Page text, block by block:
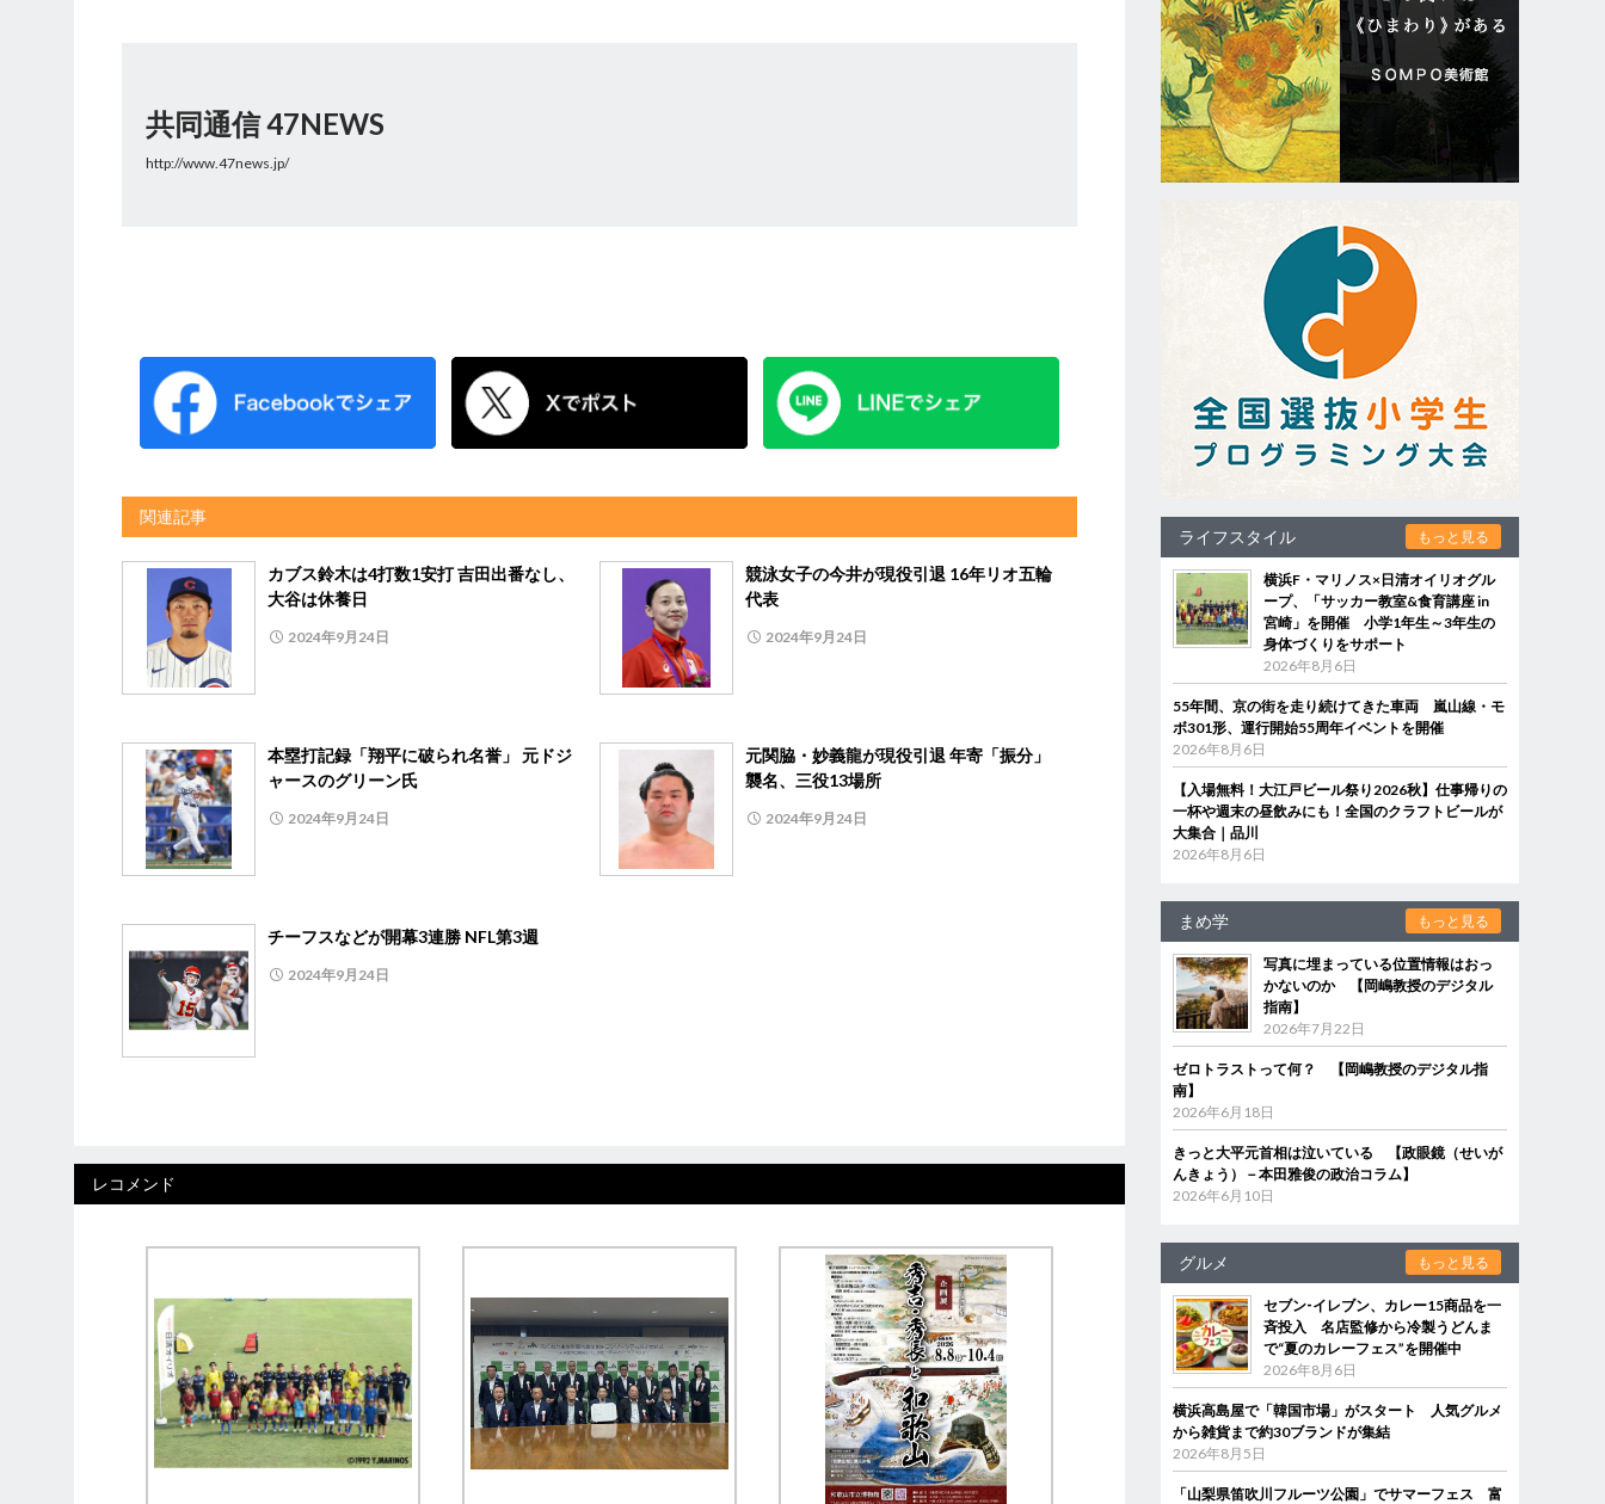
共同通信 47NEWS
http://www.47news.jp/
関連記事
カブス鈴木は4打数1安打 吉田出番なし、
大谷は休養日
2024年9月24日
競泳女子の今井が現役引退 16年リオ五輪
代表
2024年9月24日
本塁打記録「翔平に破られ名誉」 元ドジ
ャースのグリーン氏
2024年9月24日
元関脇・妙義龍が現役引退 年寄「振分」
襲名、三役13場所
2024年9月24日
チーフスなどが開幕3連勝 NFL第3週
2024年9月24日
レコメンド
ライフスタイル もっと見る
横浜F・マリノス×日清オイリオグル
ープ、「サッカー教室&食育講座 in
宮崎」を開催 小学1年生～3年生の
身体づくりをサポート
2026年8月6日
55年間、京の街を走り続けてきた車両 嵐山線・モ
ボ301形、運行開始55周年イベントを開催
2026年8月6日
【入場無料！大江戸ビール祭り2026秋】仕事帰りの
一杯や週末の昼飲みにも！全国のクラフトビールが
大集合｜品川
2026年8月6日
まめ学 もっと見る
写真に埋まっている位置情報はおっ
かないのか 【岡嶋教授のデジタル
指南】
2026年7月22日
ゼロトラストって何？ 【岡嶋教授のデジタル指
南】
2026年6月18日
きっと大平元首相は泣いている 【政眼鏡（せいが
んきょう）－本田雅俊の政治コラム】
2026年6月10日
グルメ もっと見る
セブン‐イレブン、カレー15商品を一
斉投入 名店監修から冷製うどんま
で“夏のカレーフェス”を開催中
2026年8月6日
横浜高島屋で「韓国市場」がスタート 人気グルメ
から雑貨まで約30ブランドが集結
2026年8月5日
「山梨県笛吹川フルーツ公園」でサマーフェス 富